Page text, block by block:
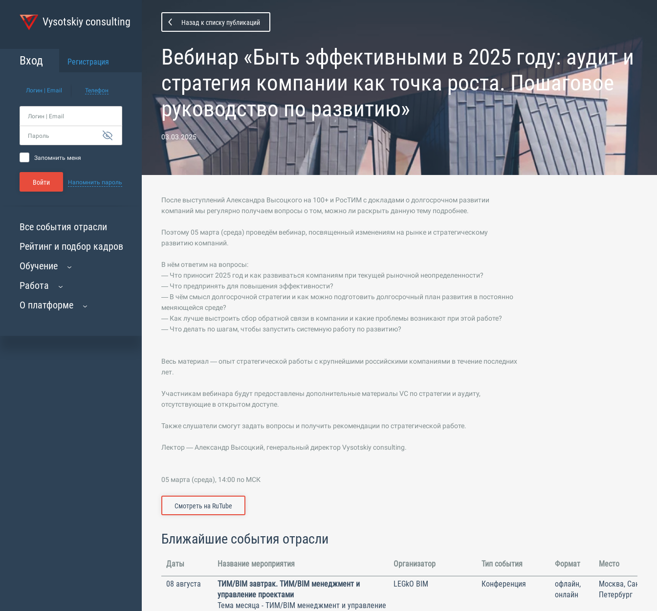
Vysotskiy consulting
Вход Регистрация
Логин | Email Телефон
Логин | Email
Пароль
Запомнить меня
Войти Напомнить пароль
Все события отрасли
Рейтинг и подбор кадров
Обучение
Работа
О платформе
Назад к списку публикаций
Вебинар «Быть эффективными в 2025 году: аудит и
стратегия компании как точка роста. Пошаговое
руководство по развитию»
03.03.2025
После выступлений Александра Высоцкого на 100+ и РосТИМ с докладами о долгосрочном развитии
компаний мы регулярно получаем вопросы о том, можно ли раскрыть данную тему подробнее.
Поэтому 05 марта (среда) проведём вебинар, посвященный изменениям на рынке и стратегическому
развитию компаний.
В нём ответим на вопросы:
— Что приносит 2025 год и как развиваться компаниям при текущей рыночной неопределенности?
— Что предпринять для повышения эффективности?
— В чём смысл долгосрочной стратегии и как можно подготовить долгосрочный план развития в постоянно
меняющейся среде?
— Как лучше выстроить сбор обратной связи в компании и какие проблемы возникают при этой работе?
— Что делать по шагам, чтобы запустить системную работу по развитию?
Весь материал — опыт стратегической работы с крупнейшими российскими компаниями в течение последних
лет.
Участникам вебинара будут предоставлены дополнительные материалы VC по стратегии и аудиту,
отсутствующие в открытом доступе.
Также слушатели смогут задать вопросы и получить рекомендации по стратегической работе.
Лектор — Александр Высоцкий, генеральный директор Vysotskiy consulting.
05 марта (среда), 14:00 по МСК
Смотреть на RuTube
Ближайшие события отрасли
Даты Название мероприятия Организатор Тип события Формат Место
08 августа
ТИМ/BIM завтрак. ТИМ/BIM менеджмент и
управление проектами
Тема месяца - ТИМ/BIM менеджмент и управление
LEGkO BIM Конференция
офлайн,
онлайн
Москва, Санкт-
Петербург